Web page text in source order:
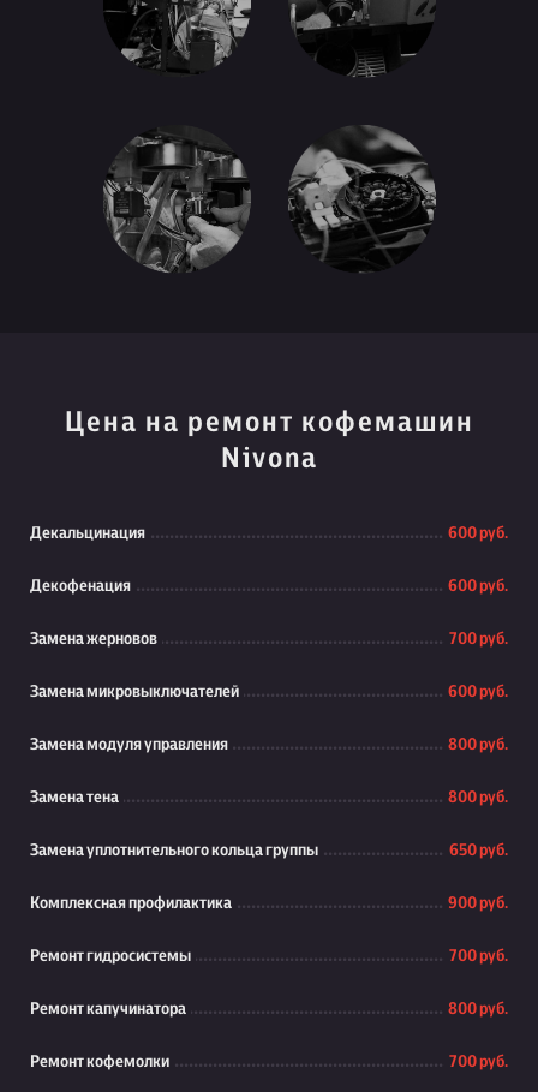
Цена на ремонт кофемашин
Nivona
Декальцинация 600 руб.
Декофенация 600 руб.
Замена жерновов 700 руб.
Замена микровыключателей 600 руб.
Замена модуля управления 800 руб.
Замена тена 800 руб.
Замена уплотнительного кольца группы 650 руб.
Комплексная профилактика 900 руб.
Ремонт гидросистемы 700 руб.
Ремонт капучинатора 800 руб.
Ремонт кофемолки 700 руб.